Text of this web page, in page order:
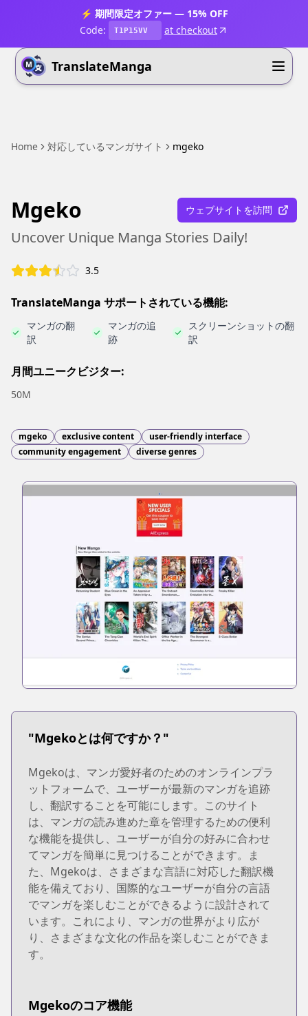
⚡ 期間限定オファー — 15% OFF
Code:
T1P15VV at checkout
TranslateManga
Home 対応しているマンガサイト mgeko
Mgeko ウェブサイトを訪問
Uncover Unique Manga Stories Daily!
3.5
TranslateManga サポートされている機能:
マンガの翻
訳
マンガの追
跡
スクリーンショットの翻
訳
月間ユニークビジター:
50M
mgeko exclusive content
user-friendly interface
community engagement
diverse genres
"Mgekoとは何ですか？"
Mgekoは、マンガ愛好者のためのオンラインプラ
ットフォームで、ユーザーが最新のマンガを追跡
し、翻訳することを可能にします。このサイト
は、マンガの読み進めた章を管理するための便利
な機能を提供し、ユーザーが自分の好みに合わせ
てマンガを簡単に見つけることができます。ま
た、Mgekoは、さまざまな言語に対応した翻訳機
能を備えており、国際的なユーザーが自分の言語
でマンガを楽しむことができるように設計されて
います。これにより、マンガの世界がより広が
り、さまざまな文化の作品を楽しむことができま
す。
Mgekoのコア機能